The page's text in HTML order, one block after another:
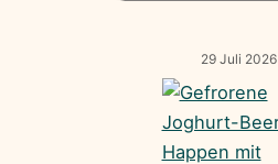
29 Juli 2026